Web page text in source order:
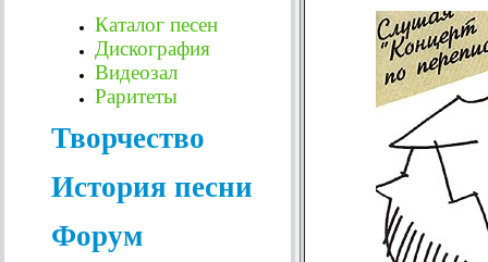
Каталог песен
Дискография
Видеозал
Раритеты
Творчество
История песни
Форум